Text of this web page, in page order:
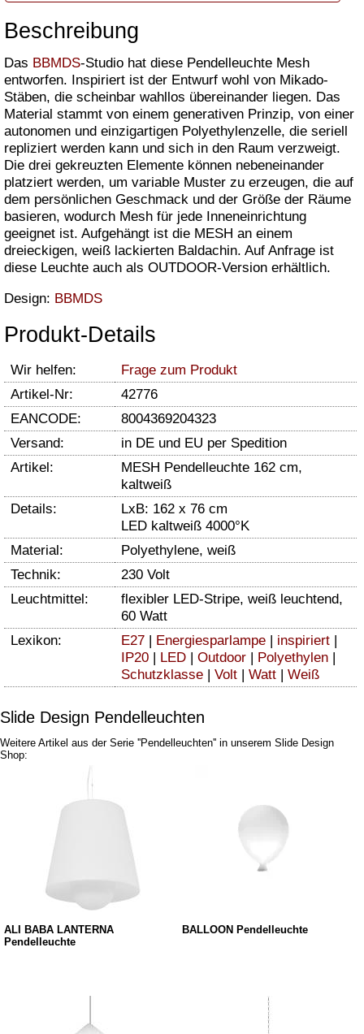
Beschreibung
Das BBMDS-Studio hat diese Pendelleuchte Mesh
entworfen. Inspiriert ist der Entwurf wohl von Mikado-
Stäben, die scheinbar wahllos übereinander liegen. Das
Material stammt von einem generativen Prinzip, von einer
autonomen und einzigartigen Polyethylenzelle, die seriell
repliziert werden kann und sich in den Raum verzweigt.
Die drei gekreuzten Elemente können nebeneinander
platziert werden, um variable Muster zu erzeugen, die auf
dem persönlichen Geschmack und der Größe der Räume
basieren, wodurch Mesh für jede Inneneinrichtung
geeignet ist. Aufgehängt ist die MESH an einem
dreieckigen, weiß lackierten Baldachin. Auf Anfrage ist
diese Leuchte auch als OUTDOOR-Version erhältlich.
Design: BBMDS
Produkt-Details
Wir helfen:
Frage zum Produkt
Artikel-Nr:
42776
EANCODE:
8004369204323
Versand:
in DE und EU per Spedition
Artikel:
MESH Pendelleuchte 162 cm,
kaltweiß
Details:
LxB: 162 x 76 cm
LED kaltweiß 4000°K
Material:
Polyethylene, weiß
Technik:
230 Volt
Leuchtmittel:
flexibler LED-Stripe, weiß leuchtend,
60 Watt
Lexikon:
E27 Energiesparlampe inspiriert
IP20
LED Outdoor Polyethylen
Schutzklasse
Volt Watt Weiß
Slide Design Pendelleuchten
Weitere Artikel aus der Serie ''Pendelleuchten'' in unserem Slide Design
Shop:
ALI BABA LANTERNA
Pendelleuchte
BALLOON Pendelleuchte